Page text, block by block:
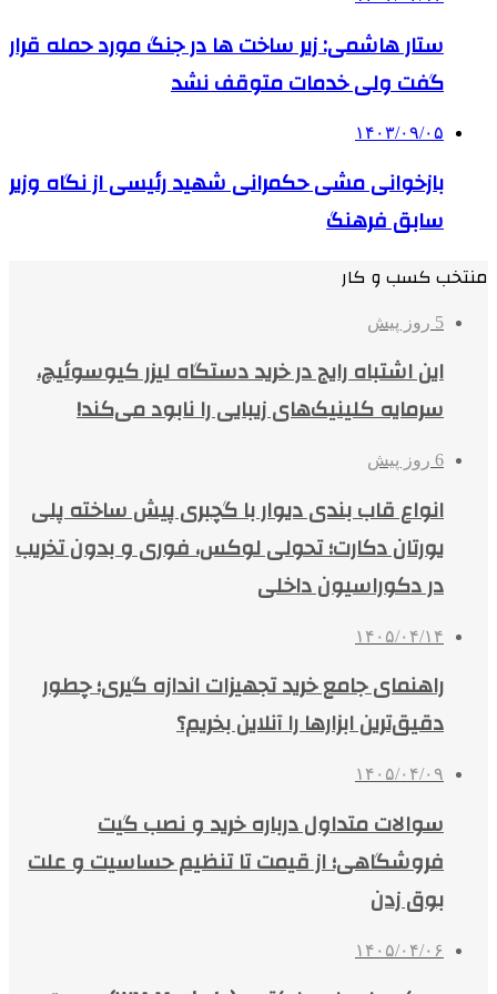
ستار هاشمی: زیر ساخت ها در جنگ مورد حمله قرار
گفت ولی خدمات متوقف نشد
۱۴۰۳/۰۹/۰۵
بازخوانی مشی حکمرانی شهید رئیسی از نگاه وزیر
سابق فرهنگ
منتخب کسب و کار
5 روز پیش
این اشتباه رایج در خرید دستگاه لیزر کیوسوئیچ،
سرمایه کلینیک‌های زیبایی را نابود می‌کند!
6 روز پیش
انواع قاب بندی دیوار با گچبری پیش ساخته پلی
یورتان دکارت؛ تحولی لوکس، فوری و بدون تخریب
در دکوراسیون داخلی
۱۴۰۵/۰۴/۱۴
راهنمای جامع خرید تجهیزات اندازه گیری؛ چطور
دقیق‌ترین ابزارها را آنلاین بخریم؟
۱۴۰۵/۰۴/۰۹
سوالات متداول درباره خرید و نصب گیت
فروشگاهی؛ از قیمت تا تنظیم حساسیت و علت
بوق زدن
۱۴۰۵/۰۴/۰۶